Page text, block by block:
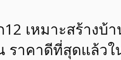
เหมาะสร้างบ้
ราคาดีที่สุดแล้วใ